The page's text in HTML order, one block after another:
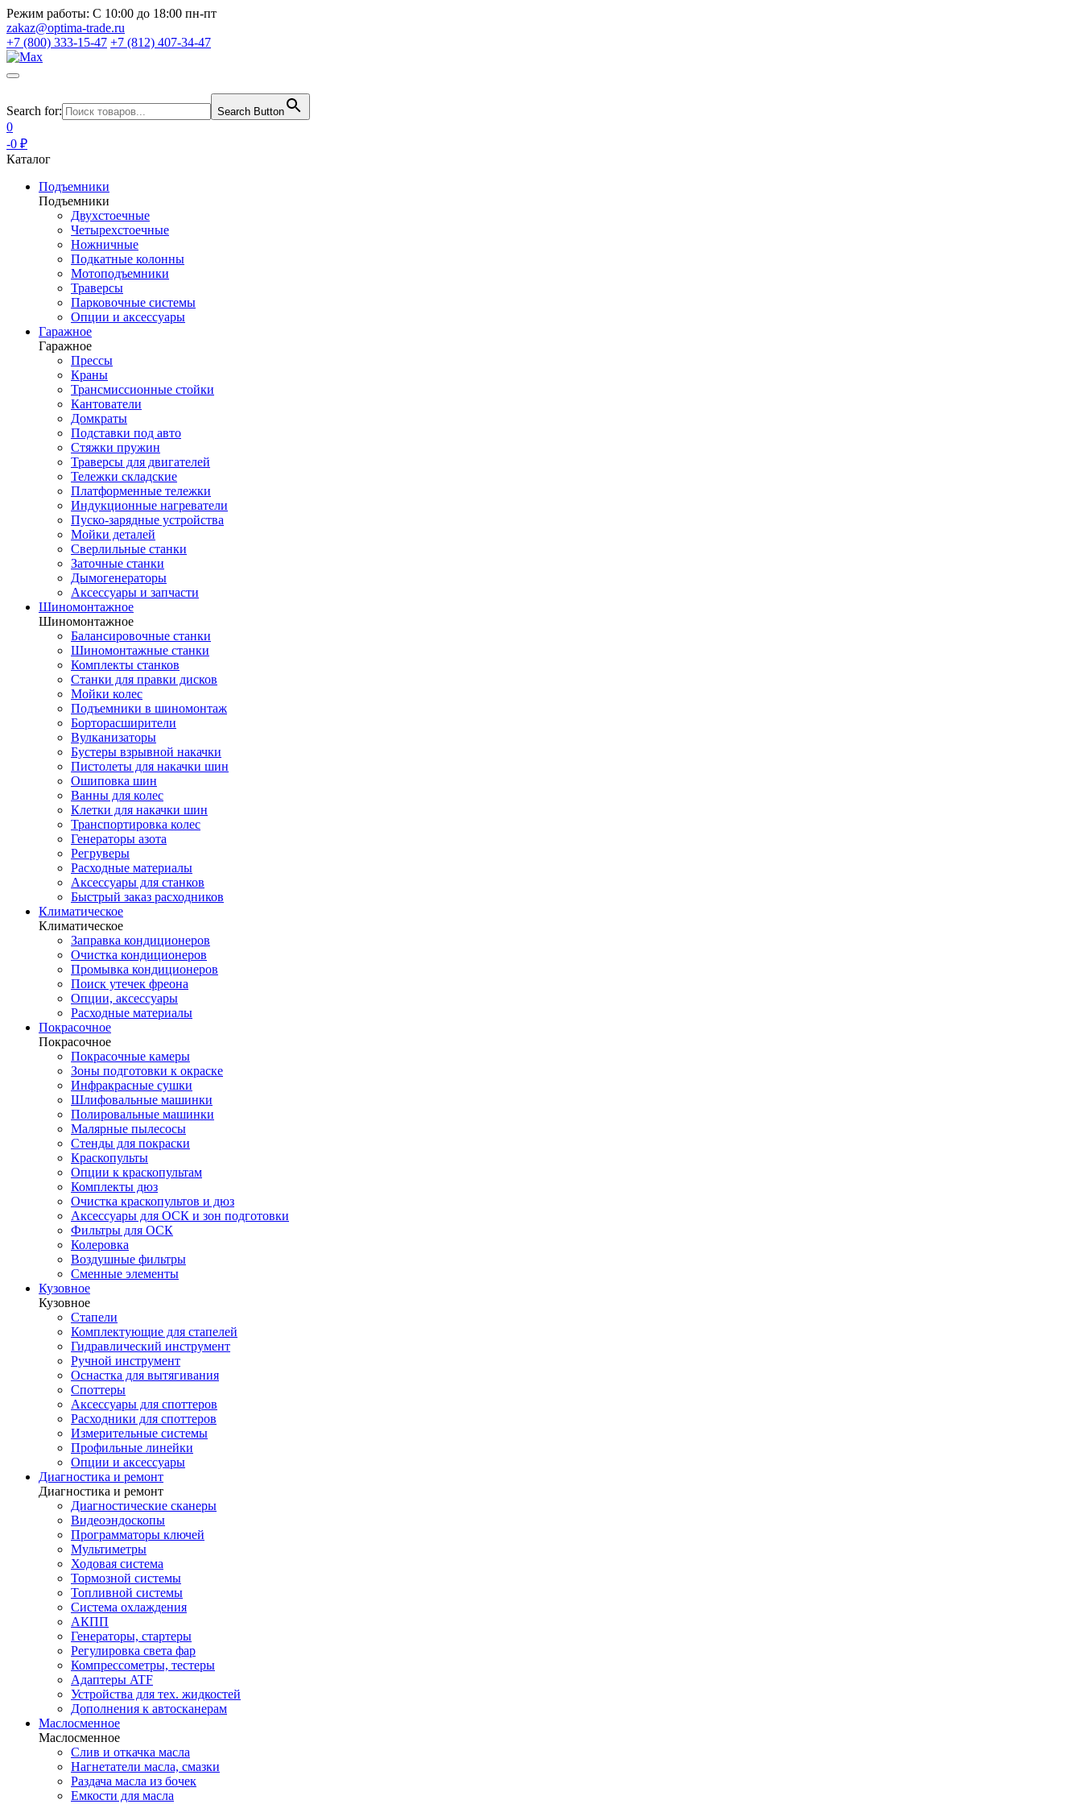
Режим работы: С 10:00 до 18:00 пн-пт
zakaz@optima-trade.ru
+7 (800) 333-15-47 +7 (812) 407-34-47
Search for: Search Button
0
-0 ₽
Каталог
Подъемники
Подъемники
Двухстоечные
Четырехстоечные
Ножничные
Подкатные колонны
Мотоподъемники
Траверсы
Парковочные системы
Опции и аксессуары
Гаражное
Гаражное
Прессы
Краны
Трансмиссионные стойки
Кантователи
Домкраты
Подставки под авто
Стяжки пружин
Траверсы для двигателей
Тележки складские
Платформенные тележки
Индукционные нагреватели
Пуско-зарядные устройства
Мойки деталей
Сверлильные станки
Заточные станки
Дымогенераторы
Аксессуары и запчасти
Шиномонтажное
Шиномонтажное
Балансировочные станки
Шиномонтажные станки
Комплекты станков
Станки для правки дисков
Мойки колес
Подъемники в шиномонтаж
Борторасширители
Вулканизаторы
Бустеры взрывной накачки
Пистолеты для накачки шин
Ошиповка шин
Ванны для колес
Клетки для накачки шин
Транспортировка колес
Генераторы азота
Регруверы
Расходные материалы
Аксессуары для станков
Быстрый заказ расходников
Климатическое
Климатическое
Заправка кондиционеров
Очистка кондиционеров
Промывка кондиционеров
Поиск утечек фреона
Опции, аксессуары
Расходные материалы
Покрасочное
Покрасочное
Покрасочные камеры
Зоны подготовки к окраске
Инфракрасные сушки
Шлифовальные машинки
Полировальные машинки
Малярные пылесосы
Стенды для покраски
Краскопульты
Опции к краскопультам
Комплекты дюз
Очистка краскопультов и дюз
Аксессуары для ОСК и зон подготовки
Фильтры для ОСК
Колеровка
Воздушные фильтры
Сменные элементы
Кузовное
Кузовное
Стапели
Комплектующие для стапелей
Гидравлический инструмент
Ручной инструмент
Оснастка для вытягивания
Споттеры
Аксессуары для споттеров
Расходники для споттеров
Измерительные системы
Профильные линейки
Опции и аксессуары
Диагностика и ремонт
Диагностика и ремонт
Диагностические сканеры
Видеоэндоскопы
Программаторы ключей
Мультиметры
Ходовая система
Тормозной системы
Топливной системы
Система охлаждения
АКПП
Генераторы, стартеры
Регулировка света фар
Компрессометры, тестеры
Адаптеры ATF
Устройства для тех. жидкостей
Дополнения к автосканерам
Маслосменное
Маслосменное
Слив и откачка масла
Нагнетатели масла, смазки
Раздача масла из бочек
Емкости для масла